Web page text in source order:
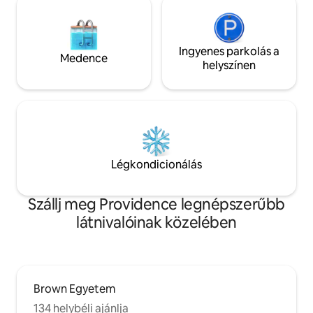
Medence
Ingyenes parkolás a
helyszínen
Légkondicionálás
Szállj meg Providence legnépszerűbb
látnivalóinak közelében
Brown Egyetem
134 helybéli ajánlja